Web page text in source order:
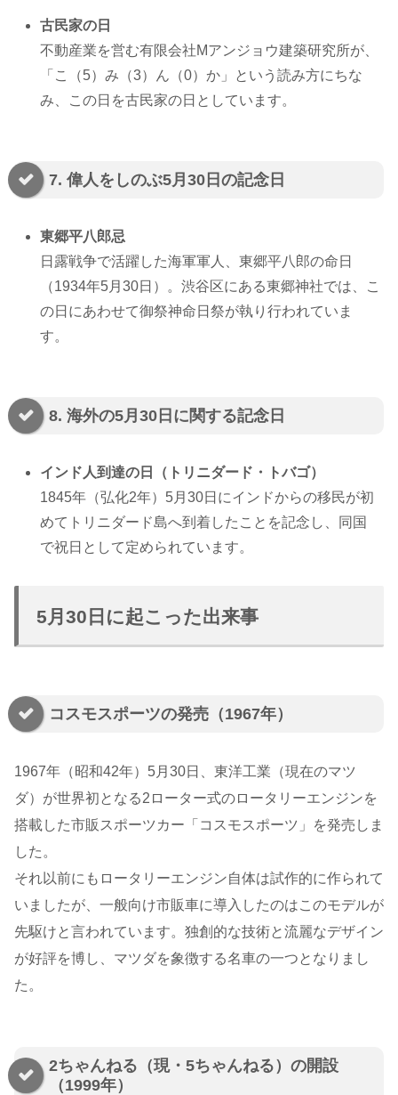
古民家の日
不動産業を営む有限会社Mアンジョウ建築研究所が、
「こ（5）み（3）ん（0）か」という読み方にちな
み、この日を古民家の日としています。
7. 偉人をしのぶ5月30日の記念日
東郷平八郎忌
日露戦争で活躍した海軍軍人、東郷平八郎の命日
（1934年5月30日）。渋谷区にある東郷神社では、こ
の日にあわせて御祭神命日祭が執り行われていま
す。
8. 海外の5月30日に関する記念日
インド人到達の日（トリニダード・トバゴ）
1845年（弘化2年）5月30日にインドからの移民が初
めてトリニダード島へ到着したことを記念し、同国
で祝日として定められています。
5月30日に起こった出来事
コスモスポーツの発売（1967年）
1967年（昭和42年）5月30日、東洋工業（現在のマツ
ダ）が世界初となる2ローター式のロータリーエンジンを
搭載した市販スポーツカー「コスモスポーツ」を発売しま
した。
それ以前にもロータリーエンジン自体は試作的に作られて
いましたが、一般向け市販車に導入したのはこのモデルが
先駆けと言われています。独創的な技術と流麗なデザイン
が好評を博し、マツダを象徴する名車の一つとなりまし
た。
2ちゃんねる（現・5ちゃんねる）の開設
（1999年）